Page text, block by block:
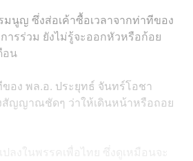
นูญ ซึ่งส่อเค้าซื้อเวลาจากท่าทีของ
ารร่วม ยังไม่รู้จะออกหัวหรือก้อย
อน
อง พล.อ. ประยุทธ์ จันทร์โอชา
สัญญาณชัดๆ ว่าให้เดินหน้าหรือถอย
ลงในพรรคเพื่อไทย ซึ่งดูเหมือนจะ